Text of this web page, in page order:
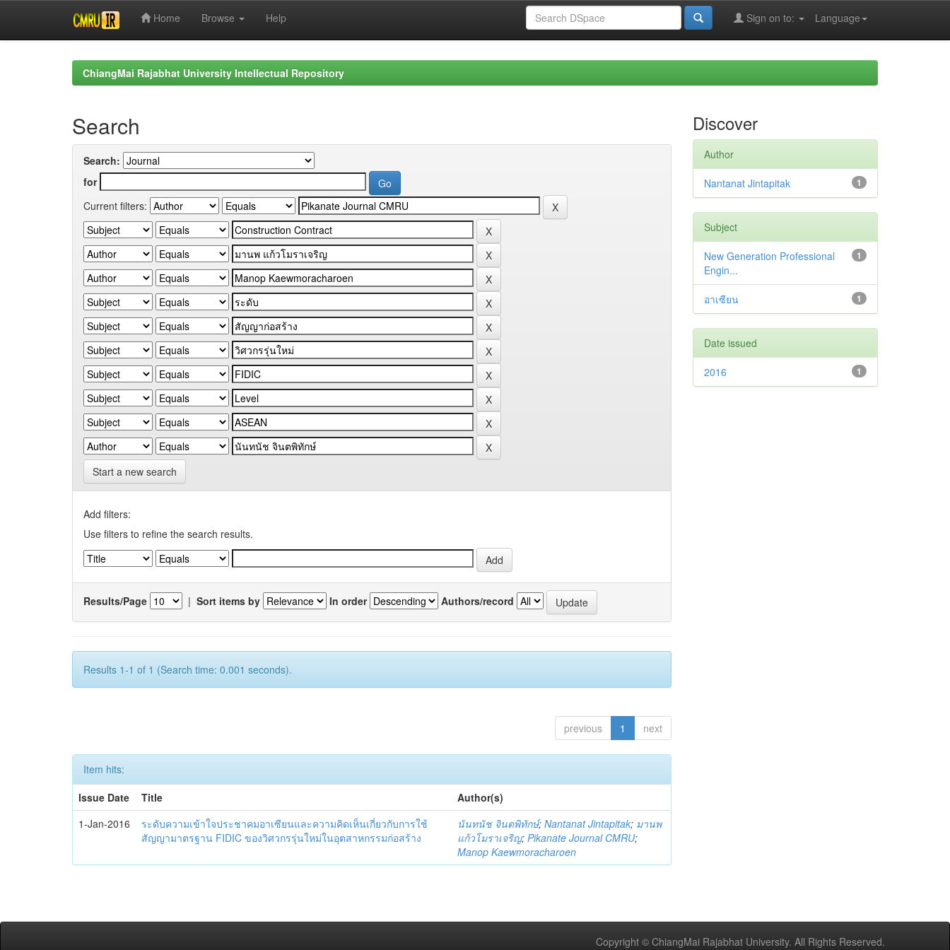
Home Browse Help Language
Sign on to:
ChiangMai Rajabhat University Intellectual Repository
Search
Search:
for
Current filters:
Start a new search
Add filters:
Use filters to refine the search results.
Results/Page | Sort items by In order Authors/record
Results 1-1 of 1 (Search time: 0.001 seconds).
previous 1 next
Item hits:
Issue Date
Title
Author(s)
1-Jan-2016
ระดับความเข้าใจประชาคมอาเซียนและความคิดเห็นเกี่ยวกับการใช้
สัญญามาตรฐาน FIDIC ของวิศวกรรุ่นใหม่ในอุตสาหกรรมก่อสร้าง
นันทนัช จินตพิทักษ์;Nantanat Jintapitak; มานพ
แก้วโมราเจริญ;Pikanate Journal CMRU;
Manop Kaewmoracharoen
Discover
Author
1
Nantanat Jintapitak
Subject
1
New Generation Professional
Engin...
1
อาเซียน
Date issued
1
2016
Copyright © ChiangMai Rajabhat University. All Rights Reserved.